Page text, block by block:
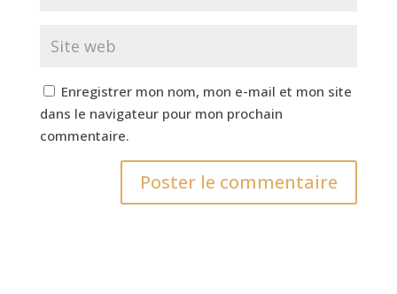
Enregistrer mon nom, mon e-mail et mon site
dans le navigateur pour mon prochain
commentaire.